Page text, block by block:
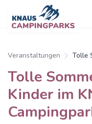
Veranstaltungen
Tolle
Tolle
Kinder im